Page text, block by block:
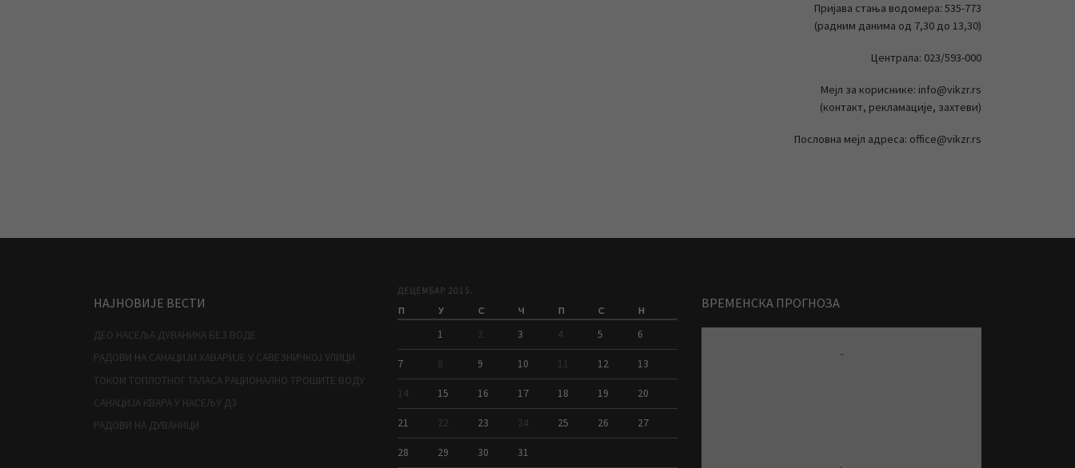
Пријава стања водомера: 535-773
(радним данима од 7,30 до 13,30)
Централа: 023/593-000
Мејл за кориснике: info@vikzr.rs
(контакт, рекламације, захтеви)
Пословна мејл адреса: office@vikzr.rs
НАЈНОВИЈЕ ВЕСТИ
ДЕО НАСЕЉА ДУВАНИКА БЕЗ ВОДЕ
РАДОВИ НА САНАЦИЈИ ХАВАРИЈЕ У САВЕЗНИЧКОЈ УЛИЦИ
ТОКОМ ТОПЛОТНОГ ТАЛАСА РАЦИОНАЛНО ТРОШИТЕ ВОДУ
САНАЦИЈА КВАРА У НАСЕЉУ Д3
РАДОВИ НА ДУВАНИЦИ
ДЕЦЕМБАР 2015.
П У С Ч П С Н
1 2 3 4 5 6
7 8 9 10 11 12 13
14 15 16 17 18 19 20
21 22 23 24 25 26 27
28 29 30 31
ВРЕМЕНСКА ПРОГНОЗА
-